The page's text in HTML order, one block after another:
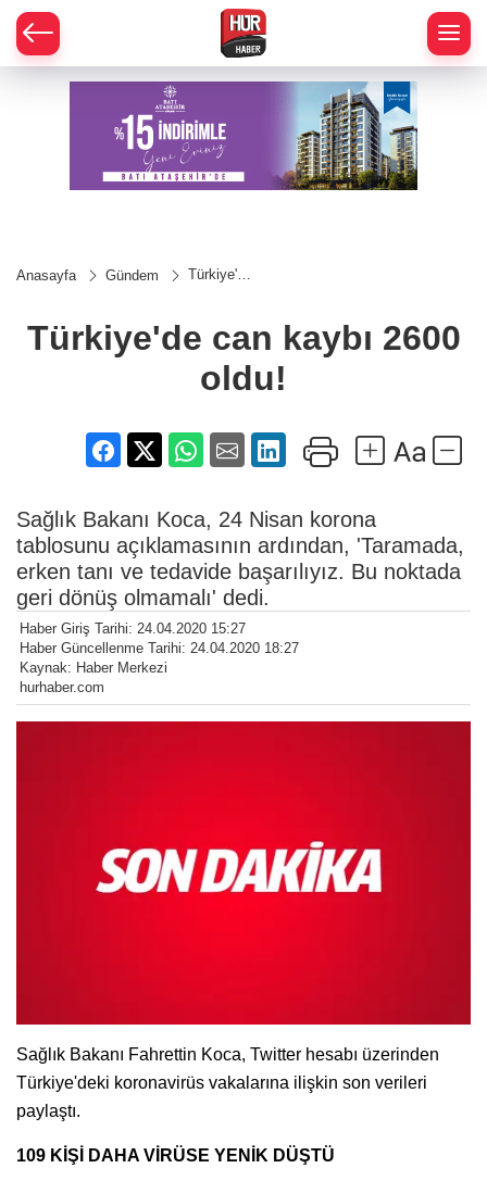
Anasayfa Gündem
Türkiye'de
Türkiye'de can kaybı 2600
oldu!
Sağlık Bakanı Koca, 24 Nisan korona
tablosunu açıklamasının ardından, 'Taramada,
erken tanı ve tedavide başarılıyız. Bu noktada
geri dönüş olmamalı' dedi.
Haber Giriş Tarihi: 24.04.2020 15:27
Haber Güncellenme Tarihi: 24.04.2020 18:27
Kaynak: Haber Merkezi
hurhaber.com
Sağlık Bakanı Fahrettin Koca, Twitter hesabı üzerinden
Türkiye'deki koronavirüs vakalarına ilişkin son verileri
paylaştı.
109 KİŞİ DAHA VİRÜSE YENİK DÜŞTÜ